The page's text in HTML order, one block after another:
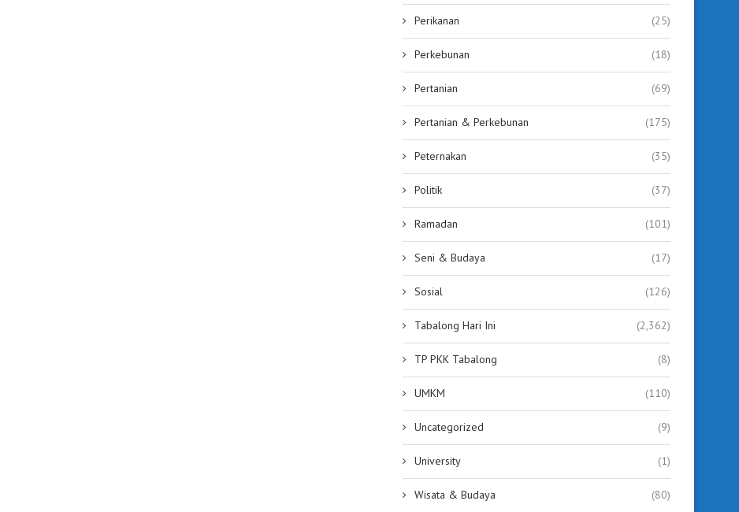
Perikanan (25)
Perkebunan (18)
Pertanian (69)
Pertanian & Perkebunan (175)
Peternakan (35)
Politik (37)
Ramadan (101)
Seni & Budaya (17)
Sosial (126)
Tabalong Hari Ini (2,362)
TP PKK Tabalong (8)
UMKM (110)
Uncategorized (9)
University (1)
Wisata & Budaya (80)